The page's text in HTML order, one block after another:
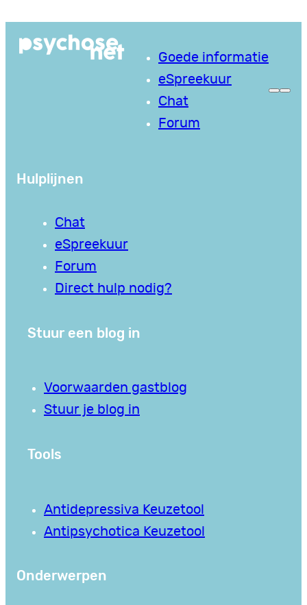
naar
Goede informatie
eSpreekuur
Chat
Forum
Hulplijnen
Chat
eSpreekuur
Forum
Direct hulp nodig?
Stuur een blog in
Voorwaarden gastblog
Stuur je blog in
Tools
Antidepressiva Keuzetool
Antipsychotica Keuzetool
Onderwerpen